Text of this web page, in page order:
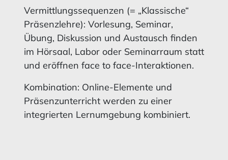
Vermittlungssequenzen (= „Klassische“
Präsenzlehre): Vorlesung, Seminar,
Übung, Diskussion und Austausch finden
im Hörsaal, Labor oder Seminarraum statt
und eröffnen face to face-Interaktionen.
Kombination: Online-Elemente und
Präsenzunterricht werden zu einer
integrierten Lernumgebung kombiniert.